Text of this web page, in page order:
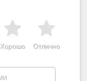
Отлично
Хорошо